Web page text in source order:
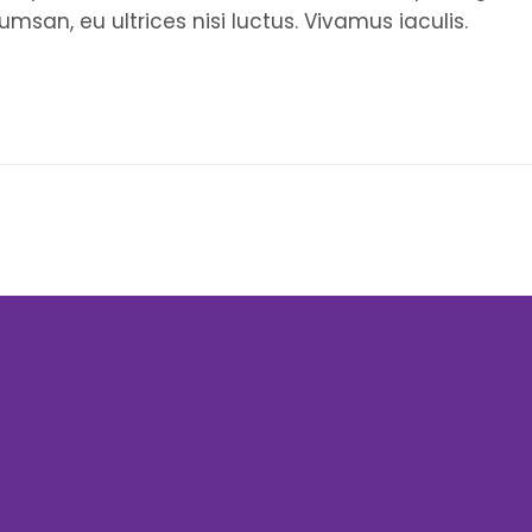
eu ultrices nisi luctus. Vivamus iaculis.